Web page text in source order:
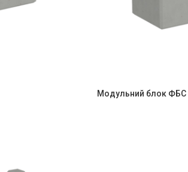
Модульний блок ФБС